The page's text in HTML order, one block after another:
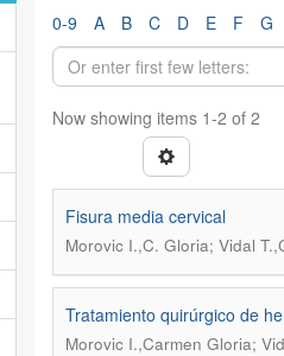
0-9 A B C D E F G
Now showing items 1-2 of 2
Fisura media cervical
Morovic I.,C. Gloria; Vidal
Tratamiento quirúrgico de
Morovic I.,Carmen Gloria;